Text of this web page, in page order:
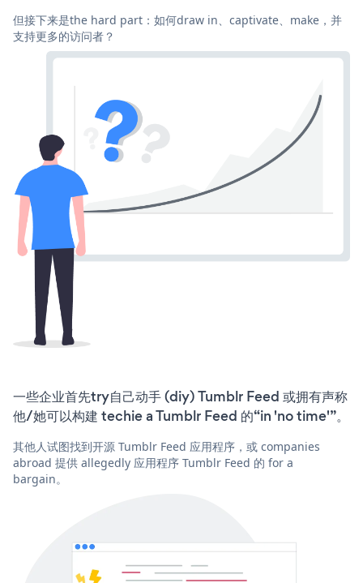
但接下来是the hard part：如何draw in、captivate、make，并
支持更多的访问者？
一些企业首先try自己动手 (diy) Tumblr Feed 或拥有声称
他/她可以构建 techie a Tumblr Feed 的“in 'no time'”。
其他人试图找到开源 Tumblr Feed 应用程序，或 companies
abroad 提供 allegedly 应用程序 Tumblr Feed 的 for a
bargain。